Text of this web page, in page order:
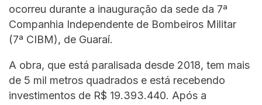
ocorreu durante a inauguração da sede da 7ª
Companhia Independente de Bombeiros Militar
(7ª CIBM), de Guaraí.
A obra, que está paralisada desde 2018, tem mais
de 5 mil metros quadrados e está recebendo
investimentos de R$ 19.393.440. Após a